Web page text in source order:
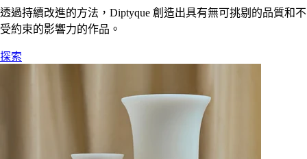
透過持續改進的方法，Diptyque 創造出具有無可挑剔的品質和不
受約束的影響力的作品。
探索